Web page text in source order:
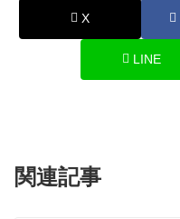
X
LINE
関連記事